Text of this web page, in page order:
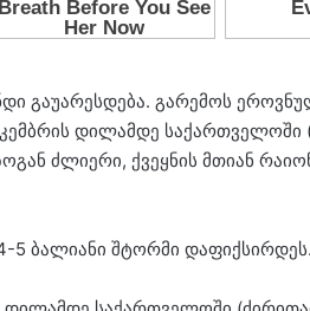
გა­უ­ა­რეს­დე­ბა. გა­რე­მოს
დი­ლამ­დე
ძლი­ე­რი, ქვეყ­ნის მთი­ან
5 ბა­ლი­ა­ნი შტორ­მი და­ფიქ­სირ­დეს.